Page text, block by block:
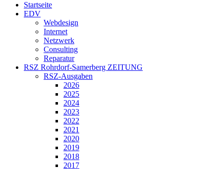
Startseite
EDV
Webdesign
Internet
Netzwerk
Consulting
Reparatur
RSZ Rohrdorf-Samerberg ZEITUNG
RSZ-Ausgaben
2026
2025
2024
2023
2022
2021
2020
2019
2018
2017